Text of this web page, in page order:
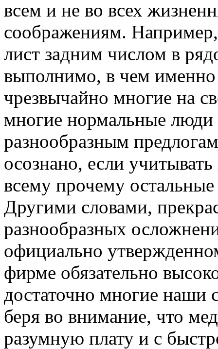
всем и не во всех
соображениям.
лист задним числом в
выполнимо, в чем именно
чрезвычайно многие на
многие нормальные
разнообразным
осознано, если
всему прочему
Другими словами,
разнообразных
официально
фирме обязательно
достаточно многие наши
беря во внимание, что
разумную плату и с